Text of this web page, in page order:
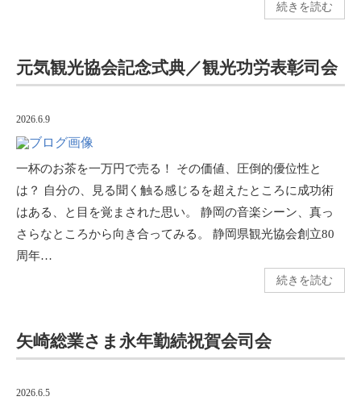
続きを読む
元気観光協会記念式典／観光功労表彰司会
2026.6.9
一杯のお茶を一万円で売る！ その価値、圧倒的優位性と
は？ 自分の、見る聞く触る感じるを超えたところに成功術
はある、と目を覚まされた思い。 静岡の音楽シーン、真っ
さらなところから向き合ってみる。 静岡県観光協会創立80
周年…
続きを読む
矢崎総業さま永年勤続祝賀会司会
2026.6.5